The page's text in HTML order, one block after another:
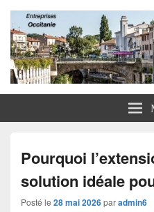
Entreprises
Pourquoi
solution idéale
Posté le 28 mai 2026paradmin6